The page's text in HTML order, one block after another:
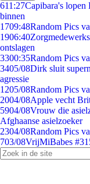
611:27Capibara's lopen
binnen
1709:48Random Pics
1906:40
ontslagen
3300:35Random Pics
3405/08Dirk sluit
agressie
1205/08Random Pics
2004/08Apple vecht
5904/08Vrouw die
Afghaanse asielzoeker
2304/08Random Pics
703/08VrijMiBabes